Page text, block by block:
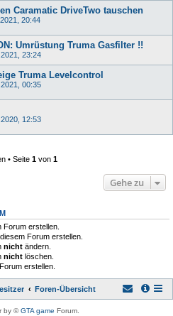
Caramatic DriveTwo tauschen
20:44
Umrüstung Truma Gasfilter !!
23:24
Truma Levelcontrol
00:35
12:53
• Seite 1 von 1
Gehe zu
Forum erstellen.
Forum erstellen.
nicht ändern.
nicht löschen.
erstellen.
Foren-Übersicht
by ©GTA game Forum.